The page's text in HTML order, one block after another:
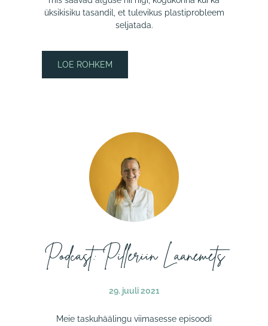
üksikisiku tasandil, et tulevikus plastiprobleem
seljatada.
LOE ROHKEM
Podcast: Pilleriin Laanemets
29. juuli 2021
Meie taskuhäälingu viimasesse episoodi